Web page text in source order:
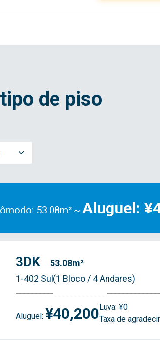
de piso
53.08m²～Aluguel:
3DK
53.08m²
1-402 Sul(1 Bloco / 4 Andares)
Aluguel: ¥40,200Luva: ¥0
Taxa de